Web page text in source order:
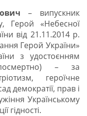
– випускник
Герой «Небесної
від 21.11.2014 р.
Герой України»
з удостоєнням
– за
героїчне
демократії, прав і
Українському
гідності.